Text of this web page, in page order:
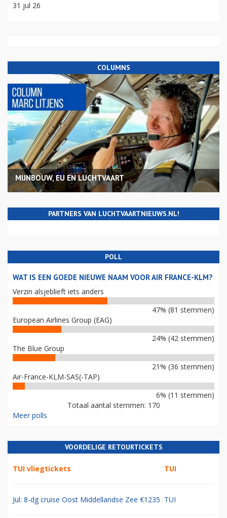
31 jul 26
COLUMNS
MIJNBOUW, EU EN LUCHTVAART
PARTNERS VAN LUCHTVAARTNIEUWS.NL!
POLL
WAT IS EEN GOEDE NIEUWE NAAM VOOR AIR FRANCE-KLM?
Verzin alsjeblieft iets anders
47% (81 stemmen)
European Airlines Group (EAG)
24% (42 stemmen)
The Blue Group
21% (36 stemmen)
Air-France-KLM-SAS(-TAP)
6% (11 stemmen)
Totaal aantal stemmen: 170
Meer polls
VOORDELIGE RETOURTICKETS
TUI vliegtickets TUI
Jul: 8-dg cruise Oost Middellandse Zee €1235 TUI